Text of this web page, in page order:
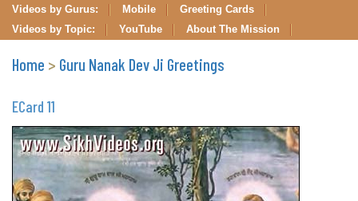
Videos by Gurus: Mobile
Greeting Cards
Videos by Topic:
YouTube About The Mission
Home > Guru Nanak Dev Ji Greetings
ECard 11